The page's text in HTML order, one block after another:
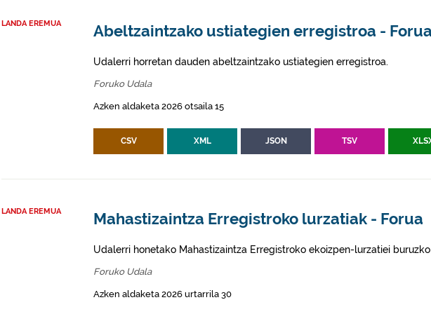
LANDA EREMUA Abeltzaintzako ustiategien erregistroa - Forua
Udalerri horretan dauden abeltzaintzako ustiategien erregistroa.
Foruko Udala
Azken aldaketa 2026 otsaila 15
CSV XML JSON TSV
LANDA EREMUA Mahastizaintza Erregistroko lurzatiak - Forua
Udalerri honetako Mahastizaintza Erregistroko ekoizpen-lurzatiei
Foruko Udala
Azken aldaketa 2026 urtarrila 30